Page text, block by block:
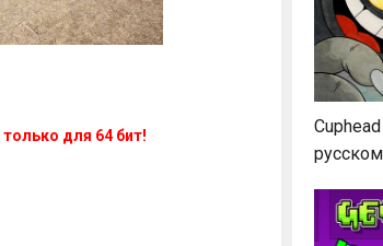
только для 64 бит!
русском